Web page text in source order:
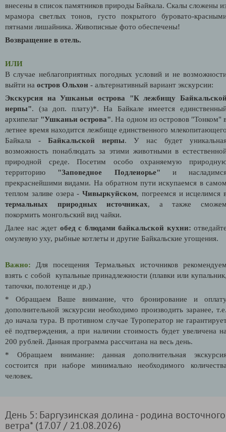
внесены в список памятников природы Байкала. Скалы сложены
мрамора светлых тонов, густо покрытого буровато-
пятнами лишайника. Живописные фото обеспечены!
Возвращение в отель.
ИЛИ
В случае неблагоприятных погодных условий и не
выйти на остров Ольхон - альтернативный вариант экскурсии:
Экскурсия на Ушканьи острова "К лежбищу
нерпы".
(за доп. плату)*. На Байкале имеется
архипелаг "Ушканьи острова". На одном из островов "Тонком"
летнее время находится лежбище единственного
Байкала - Байкальской нерпы. У нас будет
возможность понаблюдать за этими животными в
природной среде. Посетим особо охраняемую
территорию "Заповедное Подлеиорье" и
прекраснейшими видами. На обратном пути искупаемся в
теплом заливе озера - Чивыркуйском, погреемся и исцелимся
термальных природных источниках, а также
покормить монгольский вид чайки.
Далее нас ждет обед с блюдами байкальской кухни:
омулевую уху, рыбные котлеты и другие Байкальские угощения.
Важно:
Для посещения Термальных источников
взять с собой купальные принадлежности (плавки или
тапочки, полотенце и др.)
* Обращаем Ваше внимание, что бронирование и
дополнительной экскурсии необходимо производить заранее,
до начала тура. В противном случае Туроператор не
её подтверждения, а при наличии стоимость будет увеличена
200 рублей. Данная программа рассчитана на весь день.
* Обращаем внимание: данная дополнительная
состоится при наборе минимально необходимого
человек.
День 5: Баргузинская долина - родина восточного
ветра* (17.07 / 21.08.2026)